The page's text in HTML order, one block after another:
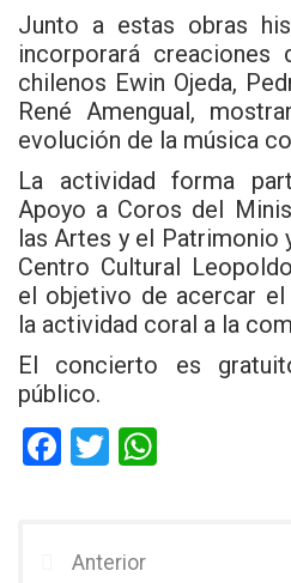
Junto a estas obras
incorporará
chilenos Ewin Ojeda,
René Amengual,
evolución de la música
La actividad forma
Apoyo a Coros del
las Artes y el Patrimonio
Centro Cultural
el objetivo de acercar
la actividad coral a la
El concierto es
público.
F
b
T
er
Anterior